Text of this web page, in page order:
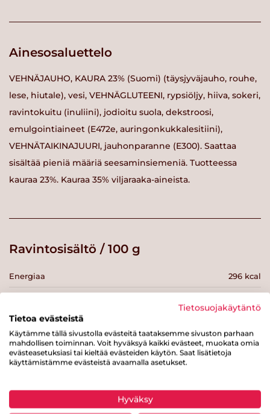
Ainesosaluettelo
VEHNÄJAUHO, KAURA 23% (Suomi) (täysjyväjauho, rouhe,
lese, hiutale), vesi, VEHNÄGLUTEENI, rypsiöljy, hiiva, sokeri,
ravintokuitu (inuliini), jodioitu suola, dekstroosi,
emulgointiaineet (E472e, auringonkukkalesitiini),
VEHNÄTAIKINAJUURI, jauhonparanne (E300). Saattaa
sisältää pieniä määriä seesaminsiemeniä. Tuotteessa
kauraa 23%. Kauraa 35% viljaraaka-aineista.
Ravintosisältö / 100 g
Energiaa 296 kcal
josta tyydyttynyttä rasvaa
Hiilihydraatteja 42.2 g
josta sokereita
Tietosuojakäytäntö
Tietoa evästeistä
Käytämme tällä sivustolla evästeitä taataksemme sivuston parhaan
mahdollisen toiminnan. Voit hyväksyä kaikki evästeet, muokata omia
evästeasetuksiasi tai kieltää evästeiden käytön. Saat lisätietoja
käyttämistämme evästeistä avaamalla asetukset.
Hyväksy